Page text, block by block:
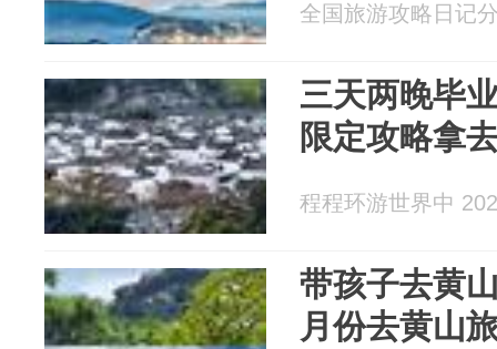
全国旅游攻略日记
三天两晚毕
限定攻略拿
程程环游世界中
带孩子去黄
月份去黄山